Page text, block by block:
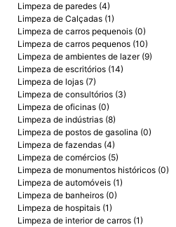
Limpeza de paredes (4)
Limpeza de Calçadas (1)
Limpeza de carros pequenois (0)
Limpeza de carros pequenos (10)
Limpeza de ambientes de lazer (9)
Limpeza de escritórios (14)
Limpeza de lojas (7)
Limpeza de consultórios (3)
Limpeza de oficinas (0)
Limpeza de indústrias (8)
Limpeza de postos de gasolina (0)
Limpeza de fazendas (4)
Limpeza de comércios (5)
Limpeza de monumentos históricos (0)
Limpeza de automóveis (1)
Limpeza de banheiros (0)
Limpeza de hospitais (1)
Limpeza de interior de carros (1)